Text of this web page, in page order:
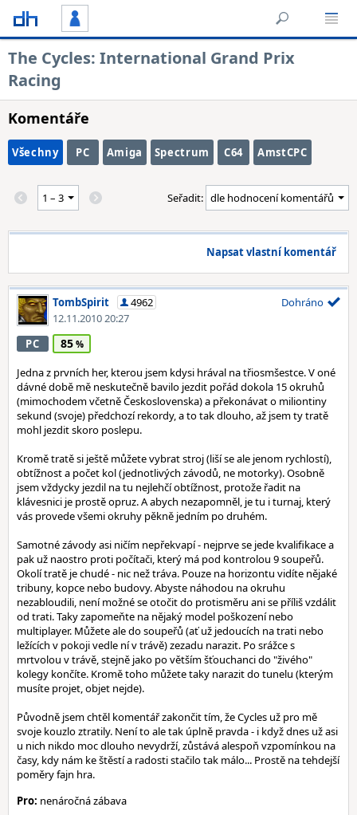
The Cycles: International Grand Prix
Racing
Komentáře
Všechny PC Amiga Spectrum C64 AmstCPC
Seřadit:
Napsat vlastní komentář
TombSpirit
4962
12.11.2010 20:27
Dohráno
PC 85
Jedna z prvních her, kterou jsem kdysi hrával na třiosmšestce. V oné
dávné době mě neskutečně bavilo jezdit pořád dokola 15 okruhů
(mimochodem včetně Československa) a překonávat o miliontiny
sekund (svoje) předchozí rekordy, a to tak dlouho, až jsem ty tratě
mohl jezdit skoro poslepu.
Kromě tratě si ještě můžete vybrat stroj (liší se ale jenom rychlostí),
obtížnost a počet kol (jednotlivých závodů, ne motorky). Osobně
jsem vždycky jezdil na tu nejlehčí obtížnost, protože řadit na
klávesnici je prostě opruz. A abych nezapomněl, je tu i turnaj, který
vás provede všemi okruhy pěkně jedním po druhém.
Samotné závody asi ničím nepřekvapí - nejprve se jede kvalifikace a
pak už naostro proti počítači, který má pod kontrolou 9 soupeřů.
Okolí tratě je chudé - nic než tráva. Pouze na horizontu vidíte nějaké
tribuny, kopce nebo budovy. Abyste náhodou na okruhu
nezabloudili, není možné se otočit do protisměru ani se příliš vzdálit
od trati. Taky zapomeňte na nějaký model poškození nebo
multiplayer. Můžete ale do soupeřů (ať už jedoucích na trati nebo
ležících v pokoji vedle ní v trávě) zezadu narazit. Po srážce s
mrtvolou v trávě, stejně jako po větším šťouchanci do "živého"
kolegy končíte. Kromě toho můžete taky narazit do tunelu (kterým
musíte projet, objet nejde).
Původně jsem chtěl komentář zakončit tím, že Cycles už pro mě
svoje kouzlo ztratily. Není to ale tak úplně pravda - i když dnes už asi
u nich nikdo moc dlouho nevydrží, zůstává alespoň vzpomínkou na
časy, kdy nám ke štěstí a radosti stačilo tak málo... Prostě na tehdejší
poměry fajn hra.
Pro: nenáročná zábava